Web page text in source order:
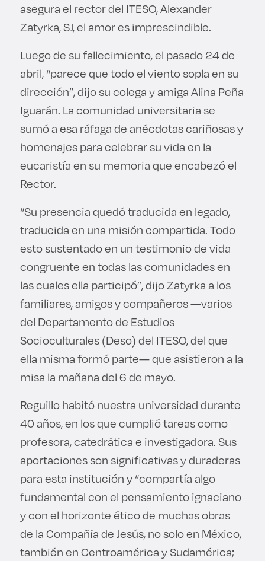
asegura el rector del ITESO, Alexander
Zatyrka, SJ, el amor es imprescindible.
Luego de su fallecimiento, el pasado 24 de
abril, “parece que todo el viento sopla en su
dirección”, dijo su colega y amiga Alina Peña
Iguarán. La comunidad universitaria se
sumó a esa ráfaga de anécdotas cariñosas y
homenajes para celebrar su vida en la
eucaristía en su memoria que encabezó el
Rector.
“Su presencia quedó traducida en legado,
traducida en una misión compartida. Todo
esto sustentado en un testimonio de vida
congruente en todas las comunidades en
las cuales ella participó”, dijo Zatyrka a los
familiares, amigos y compañeros —varios
del Departamento de Estudios
Socioculturales (Deso) del ITESO, del que
ella misma formó parte— que asistieron a la
misa la mañana del 6 de mayo.
Reguillo habitó nuestra universidad durante
40 años, en los que cumplió tareas como
profesora, catedrática e investigadora. Sus
aportaciones son significativas y duraderas
para esta institución y “compartía algo
fundamental con el pensamiento ignaciano
y con el horizonte ético de muchas obras
de la Compañía de Jesús, no solo en México,
también en Centroamérica y Sudamérica;